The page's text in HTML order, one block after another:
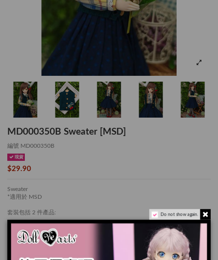
MD000350B Sweater [MSD]
編號 MD000350B
現貨
$29.90
Sweater
*適用於 MSD
套裝包括 2 件產品:
頭飾 x 1 件
Do not show again.